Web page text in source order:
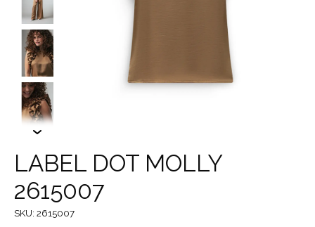
LABEL DOT MOLLY
2615007
SKU: 2615007